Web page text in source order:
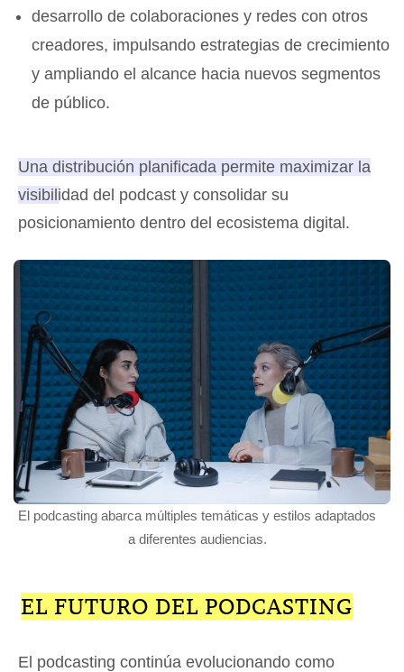
desarrollo de colaboraciones y redes con otros
creadores, impulsando estrategias de crecimiento
y ampliando el alcance hacia nuevos segmentos
de público.
Una distribución planificada permite maximizar la
visibilidad del podcast y consolidar su
posicionamiento dentro del ecosistema digital .
El podcasting abarca múltiples temáticas y estilos adaptados
a diferentes audiencias.
EL FUTURO DEL PODCASTING
El podcasting continúa evolucionando como